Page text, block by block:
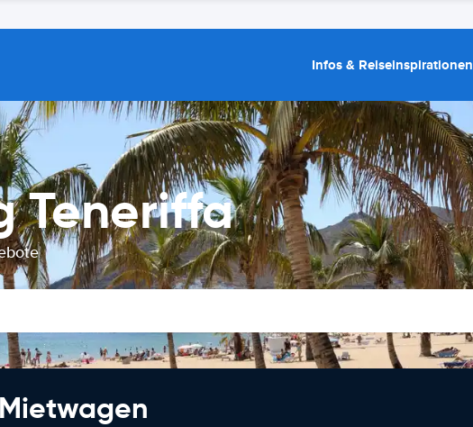
Infos & Reiseinspirationen
Teneriffa